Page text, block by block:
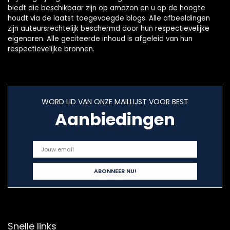
biedt die beschikbaar zijn op amazon en u op de hoogte
houdt via de laatst toegevoegde blogs. Alle afbeeldingen
zijn auteursrechtelijk beschermd door hun respectievelijke
eigenaren. Alle geciteerde inhoud is afgeleid van hun
respectievelijke bronnen.
WORD LID VAN ONZE MAILLIJST VOOR BEST
Aanbiedingen
Snelle links